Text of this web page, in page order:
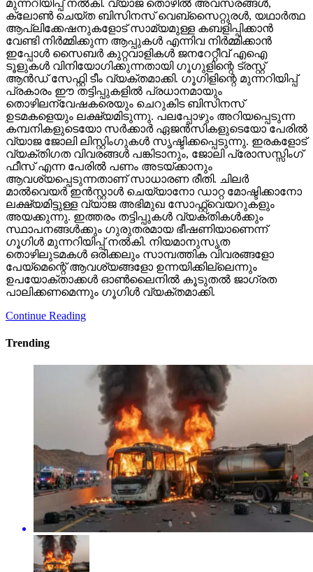
മുന്നറിയിപ്പ് നല്‍കി. വ്യാജ തൊഴില്‍ അവസരങ്ങള്‍,
ക്ലോണ്‍ ചെയ്ത ബിസിനസ് വെബ്‌സൈറ്റുരള്‍, യഥാര്‍ത്ഥ
ആപ്ലിക്കേഷനുകളോട് സാമ്യമുള്ള കബളിപ്പിക്കാന്‍
വേണ്ടി നിര്‍മ്മിക്കുന്ന ആപ്പുകള്‍ എന്നിവ നിര്‍മ്മിക്കാന്‍
ഇപ്പോള്‍ സൈബര്‍ കുറ്റവാളികള്‍ ജനറേറ്റീവ് എഐ
ടൂളുകള്‍ വിനിയോഗിക്കുന്നതായി ഗൂഗുളിന്റെ ട്രസ്റ്റ്
ആന്‍ഡ് സേഫ്റ്റി ടീം വ്യക്തമാക്കി. ഗൂഗിളിന്റെ മുന്നറിയിപ്പ്
പ്രകാരം ഈ തട്ടിപ്പുകളില്‍ പ്രധാനമായും
തൊഴിലന്വേഷകരെയും ചെറുകിട ബിസിനസ്
ഉടമകളെയും ലക്ഷ്യമിടുന്നു. പലപ്പോഴും അറിയപ്പെടുന്ന
കമ്പനികളുടെയോ സര്‍ക്കാര്‍ ഏജന്‍സികളുടെയോ പേരില്‍
വ്യാജ ജോലി ലിസ്റ്റിംഗുകള്‍ സൃഷ്ടിക്കപ്പെടുന്നു. ഇരകളോട്
വ്യക്തിഗത വിവരങ്ങള്‍ പങ്കിടാനും, ജോലി പ്രോസസ്സിംഗ്
ഫീസ് എന്ന പേരില്‍ പണം അടയ്ക്കാനും
ആവശ്യപ്പെടുന്നതാണ് സാധാരണ രീതി. ചിലര്‍
മാല്‍വെയര്‍ ഇന്‍സ്റ്റാള്‍ ചെയ്യാനോ ഡാറ്റ മോഷ്ടിക്കാനോ
ലക്ഷ്യമിട്ടുള്ള വ്യാജ അഭിമുഖ സോഫ്റ്റ്‌വെയറുകളും
അയക്കുന്നു. ഇത്തരം തട്ടിപ്പുകള്‍ വ്യക്തികള്‍ക്കും
സ്ഥാപനങ്ങള്‍ക്കും ഗുരുതരമായ ഭീഷണിയാണെന്ന്
ഗൂഗിള്‍ മുന്നറിയിപ്പ് നല്‍കി. നിയമാനുസൃത
തൊഴിലുടമകള്‍ ഒരിക്കലും സാമ്പത്തിക വിവരങ്ങളോ
പേയ്‌മെന്റെ് ആവശ്യങ്ങളോ ഉന്നയിക്കില്ലെന്നും
ഉപയോക്താക്കള്‍ ഓണ്‍ലൈനില്‍ കൂടുതല്‍ ജാഗ്രത
പാലിക്കണമെന്നും ഗൂഗിള്‍ വ്യക്തമാക്കി.
Continue Reading
Trending